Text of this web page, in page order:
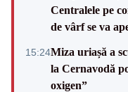
Centralele pe
de vârf se va
15:24Miza uriașă a
la Cernavodă
oxigen”